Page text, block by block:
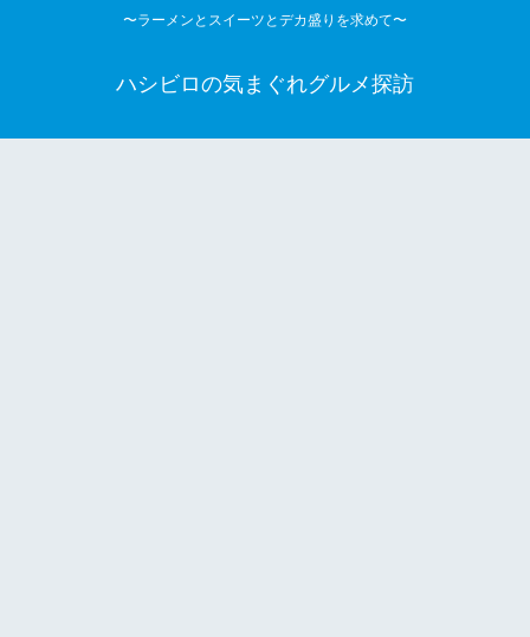
〜ラーメンとスイーツとデカ盛りを求めて〜
ハシビロの気まぐれグルメ探訪